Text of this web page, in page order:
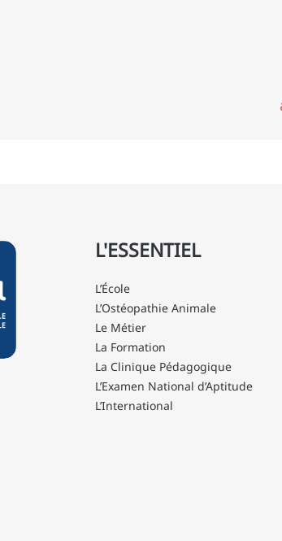
L'ESSENTIEL
L’École
L’Ostéopathie Animale
Le Métier
La Formation
La Clinique Pédagogique
L’Examen National d’Aptitude
L’International